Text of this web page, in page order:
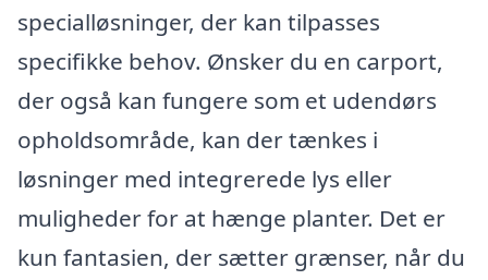
specialløsninger, der kan tilpasses
specifikke behov. Ønsker du en carport,
der også kan fungere som et udendørs
opholdsområde, kan der tænkes i
løsninger med integrerede lys eller
muligheder for at hænge planter. Det er
kun fantasien, der sætter grænser, når du